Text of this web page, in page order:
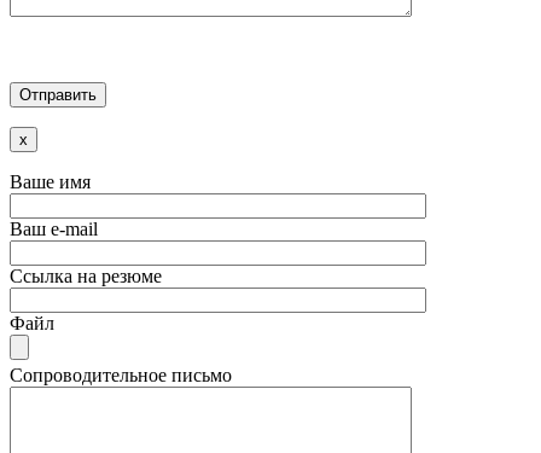
x
Ваше имя
Ваш e-mail
Ссылка на резюме
Файл
Сопроводительное письмо